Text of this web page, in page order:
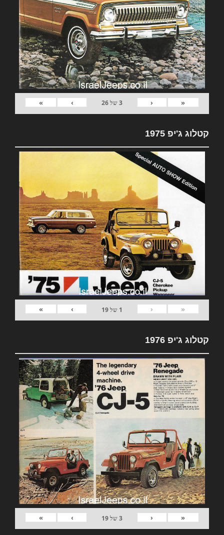
«
‹
3של26
›
»
קטלוג ג'יפ 1975
«
‹
1 של19
›
»
קטלוג ג'יפ 1976
«
‹
3של19
›
»